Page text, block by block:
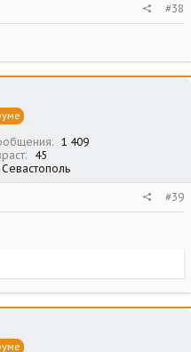
#38
1 409
45
Севастополь
#39